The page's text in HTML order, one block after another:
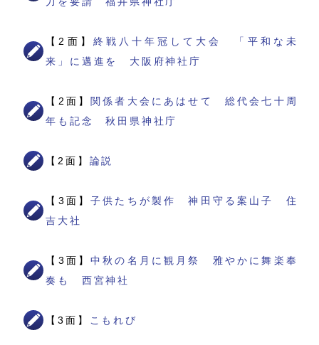
【2面】 終戦八十年冠して大会 「平和な未
来」に邁進を 大阪府神社庁
【2面】 関係者大会にあはせて 総代会七十周
年も記念 秋田県神社庁
【2面】 論説
【3面】子供たちが製作 神田守る案山子 住
吉大社
【3面】中秋の名月に観月祭 雅やかに舞楽奉
奏も 西宮神社
【3面】 こもれび